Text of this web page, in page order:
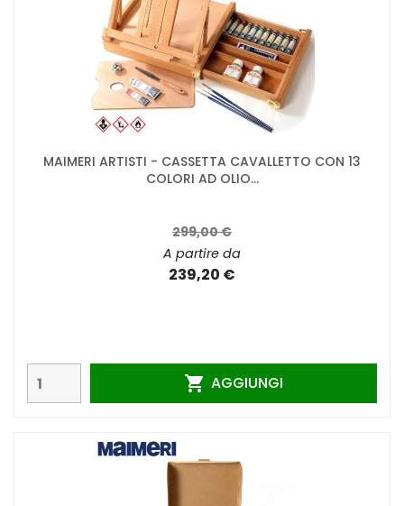
MAIMERI ARTISTI - CASSETTA CAVALLETTO CON 13
COLORI AD OLIO...
299,00 €
A partire da
239,20 €
 AGGIUNGI